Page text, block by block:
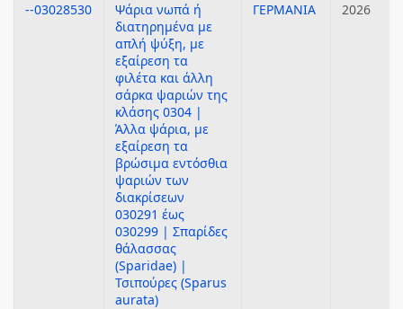
--03028530
Ψάρια νωπά ή
διατηρημένα με
απλή ψύξη, με
εξαίρεση τα
φιλέτα και άλλη
σάρκα ψαριών της
κλάσης 0304 |
Άλλα ψάρια, με
εξαίρεση τα
βρώσιμα εντόσθια
ψαριών των
διακρίσεων
030291 έως
030299 | Σπαρίδες
θάλασσας
(Sparidae) |
Τσιπούρες (Sparus
aurata)
ΓΕΡΜΑΝΙΑ 2026